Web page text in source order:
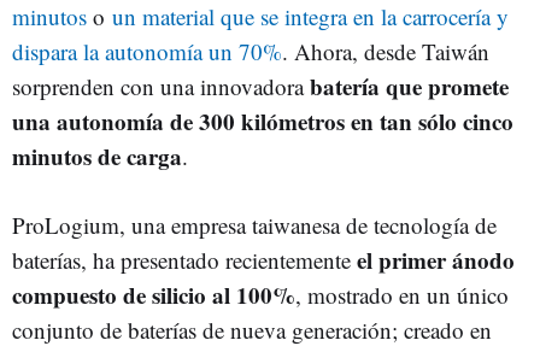
minutos o un material que se integra en la carrocería y
dispara la autonomía un 70%. Ahora, desde Taiwán
sorprenden con una innovadorabatería que promete
una autonomía de 300 kilómetros en tan sólo cinco
minutos de carga.
ProLogium, una empresa taiwanesa de tecnología de
baterías, ha presentado recientemente el primer ánodo
compuesto de silicio al 100%, mostrado en un único
conjunto de baterías de nueva generación; creado en